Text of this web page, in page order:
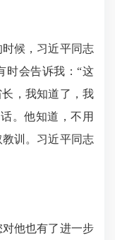
候，习近平同志
时会告诉我：“这
，我知道了，我
。他知道，不用
训。习近平同志
他也有了进一步